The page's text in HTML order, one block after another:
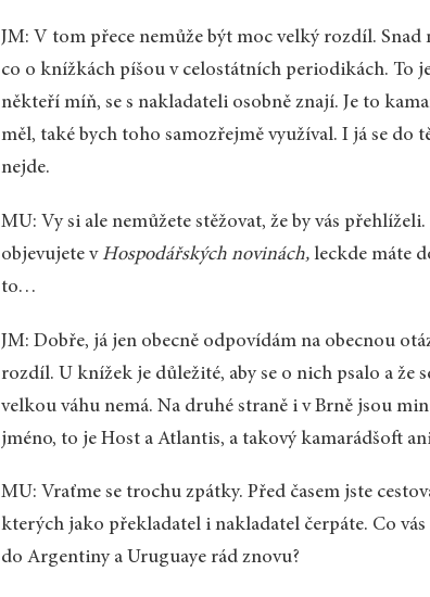
JM: V tom přece nemůže být moc velký rozdíl. Snad
co o knížkách píšou v celostátních periodikách. To
někteří míň, se s nakladateli osobně znají. Je to
měl, také bych toho samozřejmě využíval. I já se
nejde.
MU: Vy si ale nemůžete stěžovat, že by vás
objevujete v Hospodářských novinách, leckde máte
to…
JM: Dobře, já jen obecně odpovídám na obecnou
rozdíl. U knížek je důležité, aby se o nich psalo a
velkou váhu nemá. Na druhé straně i v Brně jsou
jméno, to je Host a Atlantis, a takový kamarádšoft
MU: Vraťme se trochu zpátky. Před časem jste
kterých jako překladatel i nakladatel čerpáte. Co
do Argentiny a Uruguaye rád znovu?